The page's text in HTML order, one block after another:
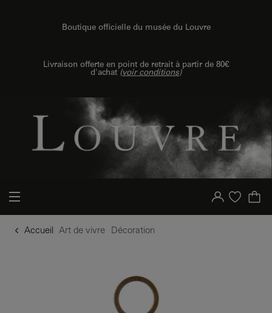
Boutique officielle du musée du Louvre
Livraison offerte en point de retrait à partir de 80€
d'achat (voir conditions)
Votre compte
Liste d'achat
Accueil Art de vivre Décoration